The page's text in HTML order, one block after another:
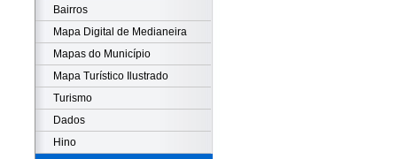
Bairros
Mapa Digital de Medianeira
Mapas do Município
Mapa Turístico Ilustrado
Turismo
Dados
Hino